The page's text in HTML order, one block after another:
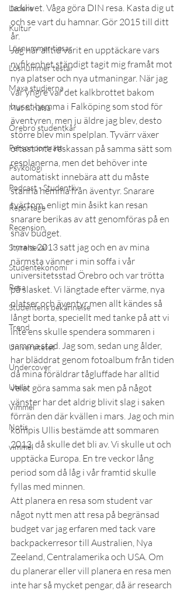
Ledare
Kultur
Lösnummer tipsar
Lösnummer testar
Maxa studierna
Mat & hälsa
Örebro studentkår
Personporträtt
Psykologi
Podcast - Studentliv
Reportage
Recension
Styrelseval
Studentekonomi
Resa
Studentens bekännelse
Trend
Universitetet
Undercover
Uteliv
Vimmel
Notis
vimmel
ta klivet. Våga göra DIN resa. Kasta dig ut
och se vart du hamnar. Gör 2015 till ditt
år.
Jag har alltid varit en upptäckare vars
nyfikenhet ständigt tagit mig framåt mot
nya platser och nya utmaningar. När jag
var yngre var det kalkbrottet bakom
huset hemma i Falköping som stod för
äventyren, men ju äldre jag blev, desto
större blev min spelplan. Tyvärr växer
oftast inte reskassan på samma sätt som
resplanerna, men det behöver inte
automatiskt innebära att du måste
stanna hemma från äventyr. Snarare
tvärtom, enligt min åsikt kan resan
snarare berikas av att genomföras på en
snäv budget.
I mars 2013 satt jag och en av mina
närmsta vänner i min soffa i vår
universitetsstad Örebro och var trötta
på slasket. Vi längtade efter värme, nya
platser och äventyr men allt kändes så
långt borta, speciellt med tanke på att vi
inte ens skulle spendera sommaren i
samma stad. Jag som, sedan ung ålder,
har bläddrat genom fotoalbum från tiden
då mina föräldrar tågluffade har alltid
velat göra samma sak men på något
vänster har det aldrig blivit slag i saken
förrän den där kvällen i mars. Jag och min
kompis Ullis bestämde att sommaren
2013, då skulle det bli av. Vi skulle ut och
upptäcka Europa. En tre veckor lång
period som då låg i vår framtid skulle
fyllas med minnen.
Att planera en resa som student var
något nytt men att resa på begränsad
budget var jag erfaren med tack vare
backpackerresor till Australien, Nya
Zeeland, Centralamerika och USA. Om
du planerar eller vill planera en resa men
inte har så mycket pengar, då är research